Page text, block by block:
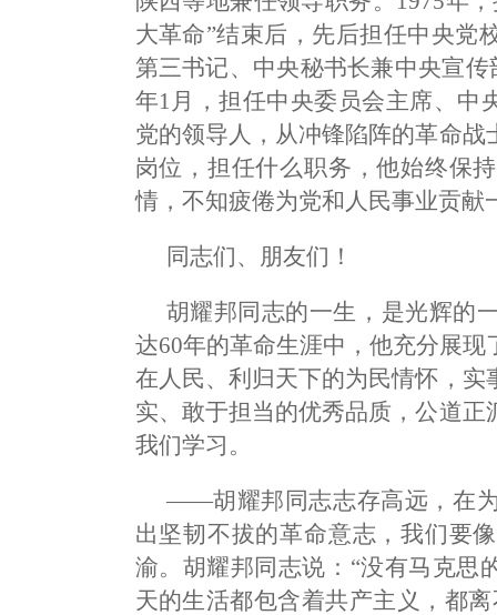
大革命”结束后，先后担任中央党
第三书记、中央秘书长兼中央宣
年1月，担任中央委员会主席、中
党的领导人，从冲锋陷阵的革命
岗位，担任什么职务，他始终保
情，不知疲倦为党和人民事业贡献
同志们、朋友们！
胡耀邦同志的一生，是光辉的
达60年的革命生涯中，他充分展
在人民、利归天下的为民情怀，
实、敢于担当的优秀品质，公道
我们学习。
——胡耀邦同志志存高远，在
出坚韧不拔的革命意志，我们要
渝。胡耀邦同志说：“没有马克思
天的生活都包含着共产主义，都